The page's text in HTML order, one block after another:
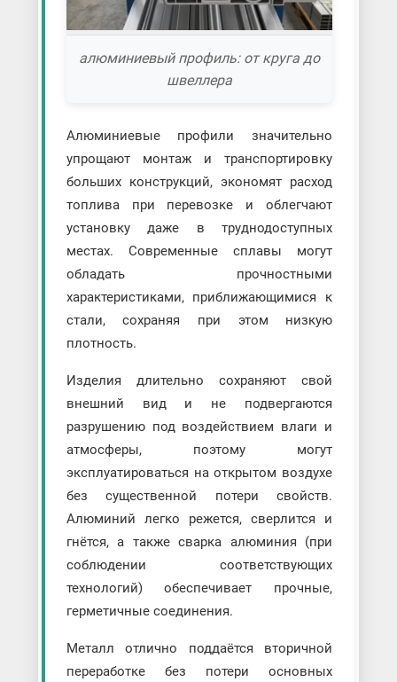
алюминиевый профиль: от круга до
швеллера
Алюминиевые профили значительно
упрощают монтаж и транспортировку
больших конструкций, экономят расход
топлива при перевозке и облегчают
установку даже в труднодоступных
местах. Современные сплавы могут
обладать прочностными
характеристиками, приближающимися к
стали, сохраняя при этом низкую
плотность.
Изделия длительно сохраняют свой
внешний вид и не подвергаются
разрушению под воздействием влаги и
атмосферы, поэтому могут
эксплуатироваться на открытом воздухе
без существенной потери свойств.
Алюминий легко режется, сверлится и
гнётся, а также сварка алюминия (при
соблюдении соответствующих
технологий) обеспечивает прочные,
герметичные соединения.
Металл отлично поддаётся вторичной
переработке без потери основных